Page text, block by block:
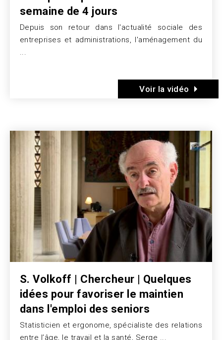
semaine de 4 jours
Texte
Depuis son retour dans l'actualité sociale des
entreprises et administrations, l'aménagement du
...
Voir la vidéo
Image
S. Volkoff | Chercheur | Quelques
idées pour favoriser le maintien
dans l'emploi des seniors
Texte
Statisticien et ergonome, spécialiste des relations
entre l’âge, le travail et la santé, Serge ...